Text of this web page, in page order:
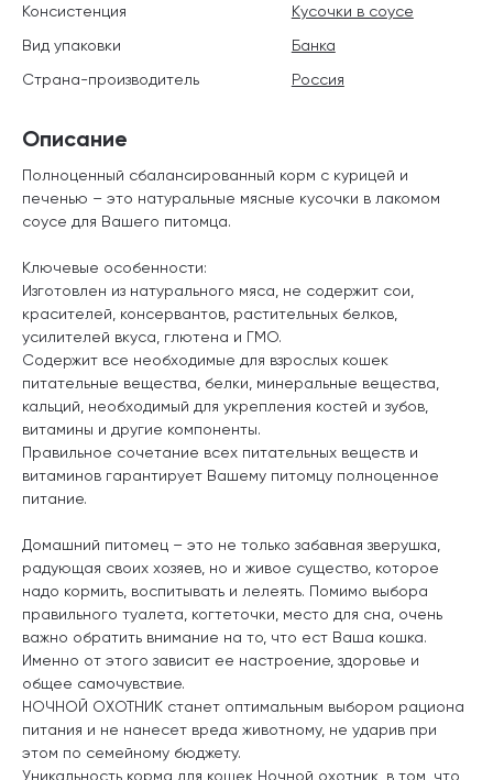
Описание
Полноценный сбалансированный корм с курицей и
печенью – это натуральные мясные кусочки в лакомом
соусе для Вашего питомца.
Ключевые особенности:
Изготовлен из натурального мяса, не содержит сои,
красителей, консервантов, растительных белков,
усилителей вкуса, глютена и ГМО.
Содержит все необходимые для взрослых кошек
питательные вещества, белки, минеральные вещества,
кальций, необходимый для укрепления костей и зубов,
витамины и другие компоненты.
Правильное сочетание всех питательных веществ и
витаминов гарантирует Вашему питомцу полноценное
питание.
Домашний питомец – это не только забавная зверушка,
радующая своих хозяев, но и живое существо, которое
надо кормить, воспитывать и лелеять. Помимо выбора
правильного туалета, когтеточки, место для сна, очень
важно обратить внимание на то, что ест Ваша кошка.
Именно от этого зависит ее настроение, здоровье и
общее самочувствие.
НОЧНОЙ ОХОТНИК станет оптимальным выбором рациона
питания и не нанесет вреда животному, не ударив при
этом по семейному бюджету.
Уникальность корма для кошек Ночной охотник, в том, что
Консистенция
Кусочки в соусе
Вид упаковки
Банка
Страна-производитель
Россия